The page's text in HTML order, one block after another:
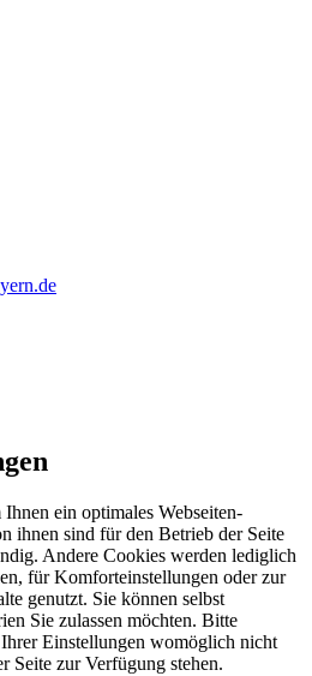
ein optimales Webseiten-
ihnen sind für den Betrieb der Seite
Andere Cookies werden lediglich
für Komforteinstellungen oder zur
genutzt. Sie können selbst
Sie zulassen möchten. Bitte
Ihrer Einstellungen womöglich nicht
Seite zur Verfügung stehen.